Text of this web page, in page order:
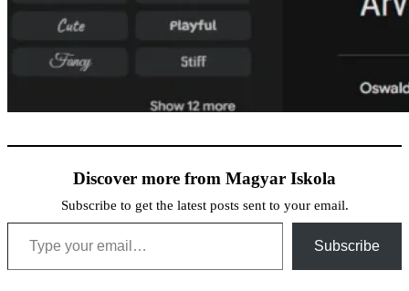
Discover more from Magyar Iskola
Subscribe to get the latest posts sent to your email.
Type your email…
Subscribe